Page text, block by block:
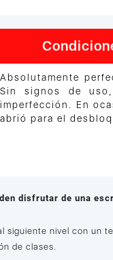
Absolutamente
Sin signos de
imperfección. En
abrió para el
disfrutar de una
siguiente nivel con un
de clases.